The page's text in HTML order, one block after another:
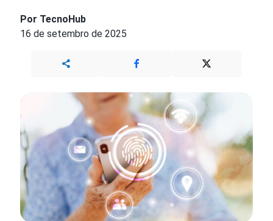
Por TecnoHub
16 de setembro de 2025